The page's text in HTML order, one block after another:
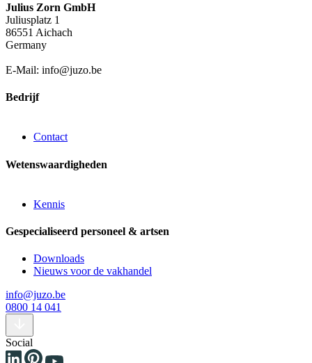
Julius Zorn GmbH
Juliusplatz 1
86551 Aichach
Germany
E-Mail: info@juzo.be
Bedrijf
Contact
Wetenswaardigheden
Kennis
Gespecialiseerd personeel & artsen
Downloads
Nieuws voor de vakhandel
info@juzo.be
0800 14 041
Social